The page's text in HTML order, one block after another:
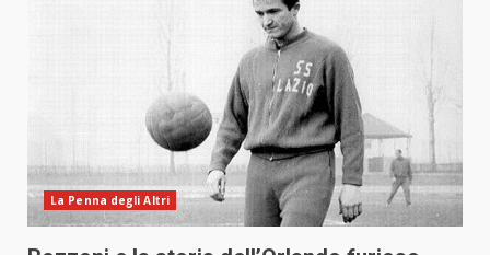
La Penna degli Altri